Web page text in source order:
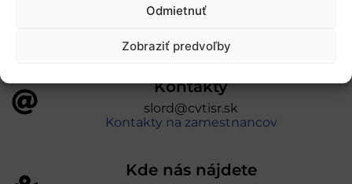
Odmietnuť
Zobraziť predvoľby
informácií SR“
Kontakty
slord@cvtisr.sk
Kontakty na zamestnancov
Kde nás nájdete